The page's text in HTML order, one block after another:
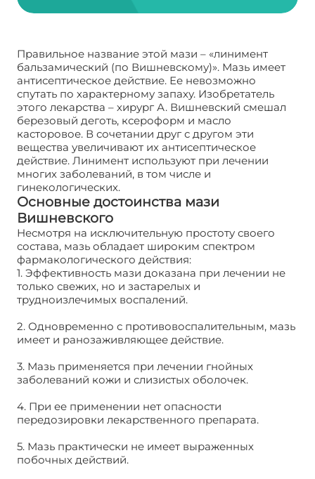
Правильное название этой мази – «линимент
бальзамический (по Вишневскому)». Мазь имеет
антисептическое действие. Ее невозможно
спутать по характерному запаху. Изобретатель
этого лекарства – хирург А. Вишневский смешал
березовый деготь, ксероформ и масло
касторовое. В сочетании друг с другом эти
вещества увеличивают их антисептическое
действие. Линимент используют при лечении
многих заболеваний, в том числе и
гинекологических.
Основные достоинства мази
Вишневского
Несмотря на исключительную простоту своего
состава, мазь обладает широким спектром
фармакологического действия:
1. Эффективность мази доказана при лечении не
только свежих, но и застарелых и
трудноизлечимых воспалений.
2. Одновременно с противовоспалительным, мазь
имеет и ранозаживляющее действие.
3. Мазь применяется при лечении гнойных
заболеваний кожи и слизистых оболочек.
4. При ее применении нет опасности
передозировки лекарственного препарата.
5. Мазь практически не имеет выраженных
побочных действий.